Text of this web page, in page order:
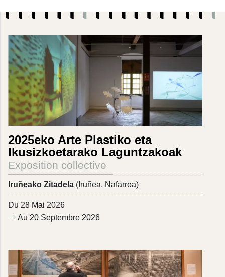
2025eko Arte Plastiko eta
Ikusizkoetarako Laguntzakoak
Exposition collective
Iruñeako Zitadela (Iruñea, Nafarroa)
Du 28 Mai 2026
Au 20 Septembre 2026